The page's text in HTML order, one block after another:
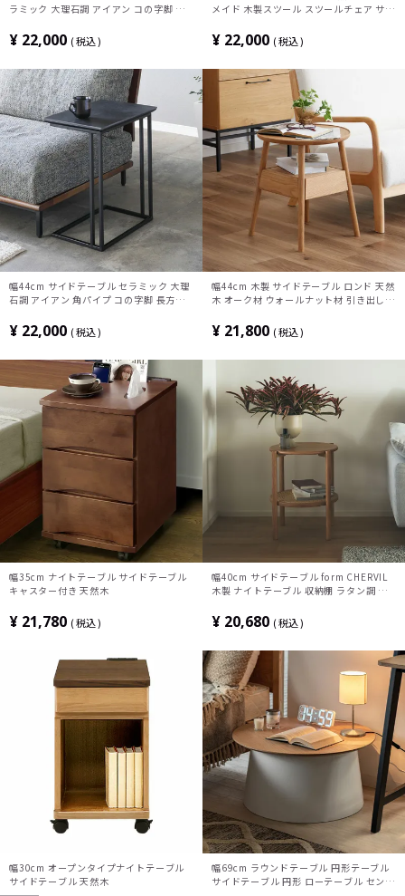
ラミック 大理石調 アイアン コの字脚 ソ
ンプル モダン リビング 寝室 黒 ブラック
¥ 22,000 税込
メイド 木製スツール スツールチェア サイ
完成品
¥ 22,000 税込
幅44cm サイドテーブル セラミック 大理
石調 アイアン 角パイプ コの字脚 長方形
シンプル モダン リビング 寝室 黒 ブラッ
ク
¥ 22,000 税込
幅44cm 木製 サイドテーブル ロンド 天然
木 オーク材 ウォールナット材 引き出し付
ブル ナイトテーブル おしゃれ 北欧
¥ 21,800 税込
幅35cm ナイトテーブル サイドテーブル
キャスター付き 天然木
¥ 21,780 税込
幅40cm サイドテーブル form CHERVIL
木製 ナイトテーブル 収納棚 ラタン調 丸
寝室 モダン ナチュラル ブラック
¥ 20,680 税込
幅30cm オープンタイプナイトテーブル
サイドテーブル 天然木
幅69cm ラウンドテーブル 円形テーブル
サイドテーブル 円形 ローテーブル センタ